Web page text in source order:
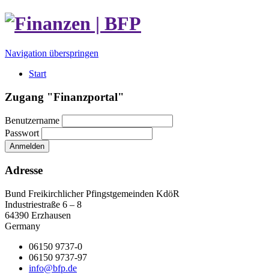
Navigation überspringen
Start
Zugang "Finanzportal"
Benutzername
Passwort
Anmelden
Adresse
Bund Freikirchlicher Pfingstgemeinden KdöR
Industriestraße 6 – 8
64390 Erzhausen
Germany
06150 9737-0
06150 9737-97
info@bfp.de